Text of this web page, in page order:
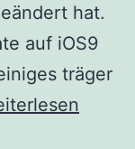
hat.
auf iOS9
träger